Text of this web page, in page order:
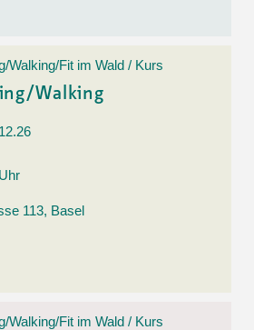
Walking/Fit im Wald / Kurs
Walking
113, Basel
Walking/Fit im Wald / Kurs